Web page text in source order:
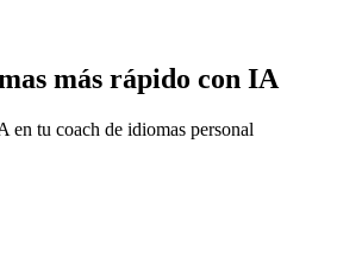
más rápido con IA
en tu coach de idiomas personal